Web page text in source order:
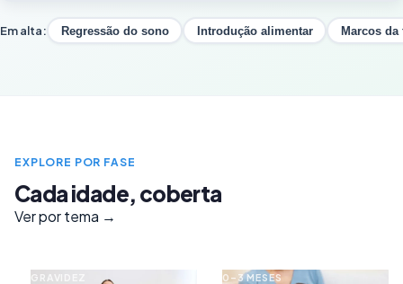
Em alta: Regressão do sono Introdução alimentar Marcos da
EXPLORE POR FASE
Cada idade, coberta
Ver por tema →
GRAVIDEZ 0–3 MESES